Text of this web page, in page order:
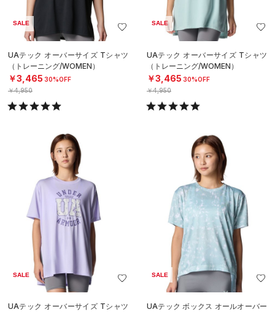
SALE
UAテック オーバーサイズ Tシャツ
（トレーニング/WOMEN）
￥3,465 30%OFF
￥4,950
SALE
UAテック オーバーサイズ Tシャツ
（トレーニング/WOMEN）
￥3,465 30%OFF
￥4,950
SALE
UAテック オーバーサイズ Tシャツ
SALE
UAテック ボックス オールオーバー